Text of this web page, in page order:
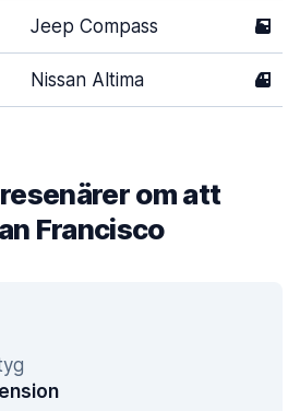
Jeep Compass 5
Nissan Altima 4
om att
Francisco